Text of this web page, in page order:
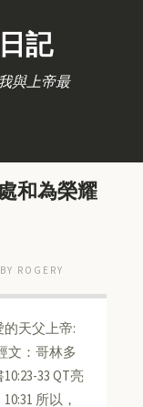
記
與上帝最
和為榮耀
ROGERY
的天父上帝:
文：哥林多
33 QT亮
所以，